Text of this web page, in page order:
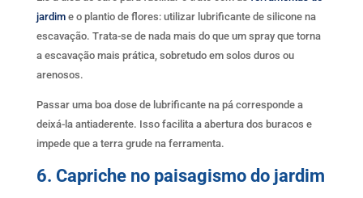
jardime o plantio de flores: utilizar lubrificante de silicone na
escavação. Trata-se de nada mais do que um spray que torna
a escavação mais prática, sobretudo em solos duros ou
arenosos.
Passar uma boa dose de lubrificante na pá corresponde a
deixá-la antiaderente. Isso facilita a abertura dos buracos e
impede que a terra grude na ferramenta.
6. Capriche no paisagismo do jardim